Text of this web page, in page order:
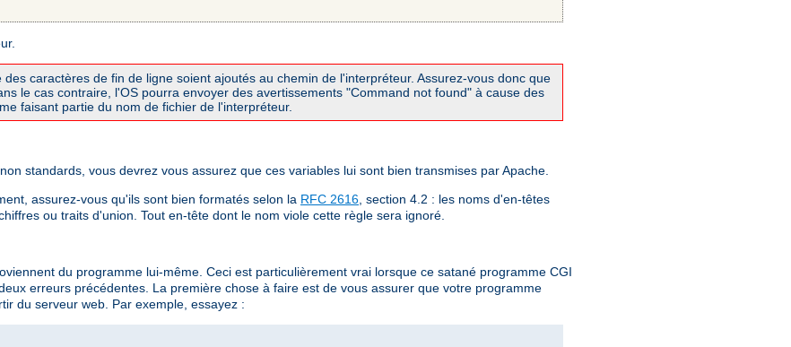
caractères de fin de ligne soient ajoutés au chemin de l'interpréteur. Assurez-vous donc que
le cas contraire, l'OS pourra envoyer des avertissements "Command not found" à cause des
faisant partie du nom de fichier de l'interpréteur.
non standards, vous devrez vous assurez que ces variables lui sont bien transmises par Apache.
assurez-vous qu'ils sont bien formatés selon la RFC 2616 , section 4.2 : les noms d'en-têtes
ou traits d'union. Tout en-tête dont le nom viole cette règle sera ignoré.
du programme lui-même. Ceci est particulièrement vrai lorsque ce satané programme CGI
erreurs précédentes. La première chose à faire est de vous assurer que votre programme
du serveur web. Par exemple, essayez :